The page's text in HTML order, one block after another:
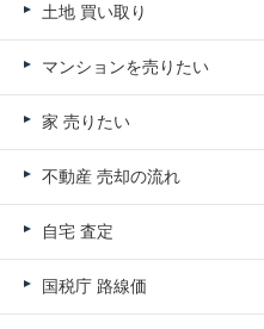
土地 買い取り
マンションを売りたい
家 売りたい
不動産 売却の流れ
自宅 査定
国税庁 路線価